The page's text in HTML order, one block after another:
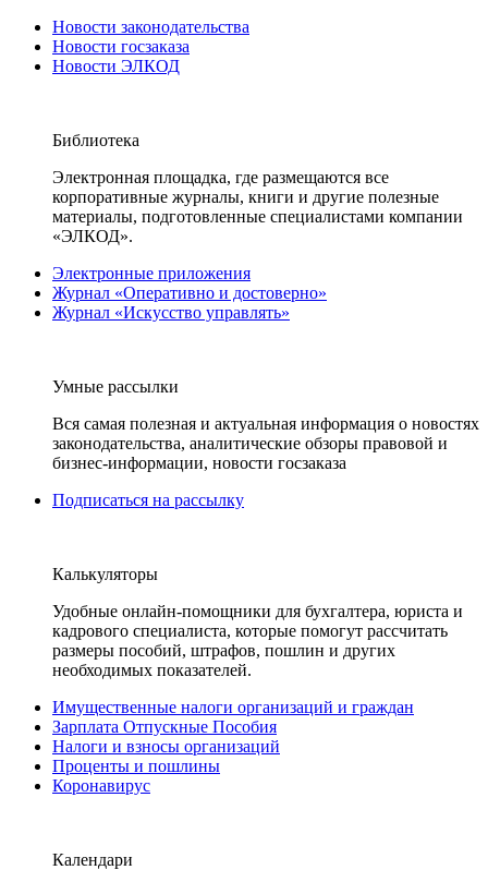
Новости законодательства
Новости госзаказа
Новости ЭЛКОД
Библиотека
Электронная площадка, где размещаются все
корпоративные журналы, книги и другие полезные
материалы, подготовленные специалистами компании
«ЭЛКОД».
Электронные приложения
Журнал «Оперативно и достоверно»
Журнал «Искусство управлять»
Умные рассылки
Вся самая полезная и актуальная информация о новостях
законодательства, аналитические обзоры правовой и
бизнес-информации, новости госзаказа
Подписаться на рассылку
Калькуляторы
Удобные онлайн-помощники для бухгалтера, юриста и
кадрового специалиста, которые помогут рассчитать
размеры пособий, штрафов, пошлин и других
необходимых показателей.
Имущественные налоги организаций и граждан
Зарплата Отпускные Пособия
Налоги и взносы организаций
Проценты и пошлины
Коронавирус
Календари